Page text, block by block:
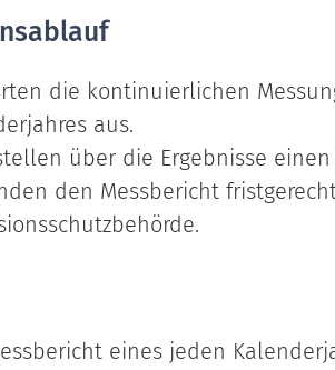
die kontinuierlichen
aus.
über die Ergebnisse einen
den Messbericht
eines jeden